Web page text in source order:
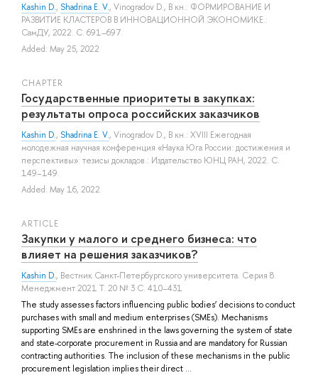
Kashin D., Shadrina E. V., Vinogradov D., В кн.: ФОРМИРОВАНИЕ И
РАЗВИТИЕ КЛАСТЕРОВ В ИННОВАЦИОННОЙ ЭКОНОМИКЕ.:
СамДУ, 2022. С. 691–697.
Added: May 25, 2022
СHAPTER
Государственные приоритеты в закупках:
результаты опроса российских заказчиков
Kashin D., Shadrina E. V., Vinogradov D., В кн.: XVIII Ежегодная
молодежная научная конференция «Наука Юга России: достижения и
перспективы»: тезисы докладов.: Издательство ЮНЦ РАН, 2022. С.
149–149.
Added: May 16, 2022
ARTICLE
Закупки у малого и среднего бизнеса: что
влияет на решения заказчиков?
Kashin D., Вестник Санкт-Петербургского университета. Серия 8.
Менеджмент 2021 Т. 20 № 3 С. 410–431
The study assesses factors influencing public bodies’ decisions to conduct
purchases with small and medium enterprises (SMEs). Mechanisms
supporting SMEs are enshrined in the laws governing the system of state
and state-corporate procurement in Russia and are mandatory for Russian
contracting authorities. The inclusion of these mechanisms in the public
procurement legislation implies their direct ...